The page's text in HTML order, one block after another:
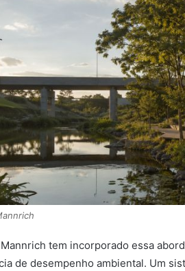
tem incorporado essa
de desempenho ambiental. Um